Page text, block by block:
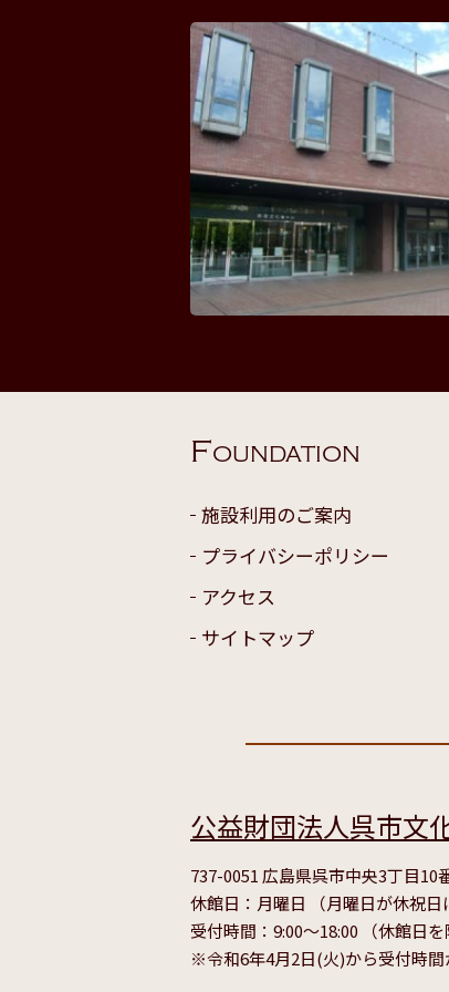
FOUNDATION
施設利用のご案内
プライバシーポリシー
アクセス
サイトマップ
公益財団法人呉市文
737-0051 広島県呉市中央3丁目10
休館日：月曜日 （月曜日が休祝日
受付時間：9:00～18:00 （休館日を
※令和6年4月2日(火)から受付時間